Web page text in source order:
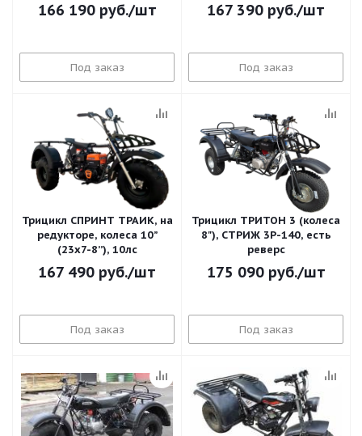
166 190руб./шт
Под заказ
167 390 руб./шт
Под заказ
Трицикл СПРИНТ ТРАЙК, на
редукторе, колеса 10”
(23х7-8’’), 10лс
167 490 руб./шт
Под заказ
Трицикл ТРИТОН 3 (колеса
8"), СТРИЖ 3Р-140, есть
реверс
175 090руб./шт
Под заказ